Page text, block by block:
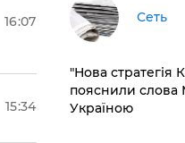
16:07
15:34
Сеть
"Нова стратегія
пояснили слова
Україною